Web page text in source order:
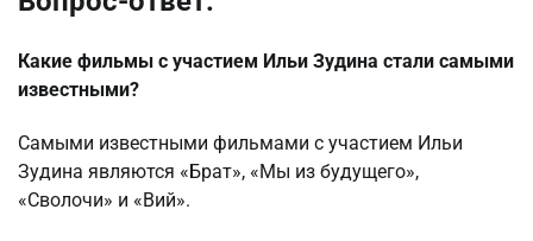
Какие фильмы с участием Ильи Зудина стали самыми
известными?
Самыми известными фильмами с участием Ильи
Зудина являются «Брат», «Мы из будущего»,
«Сволочи» и «Вий».